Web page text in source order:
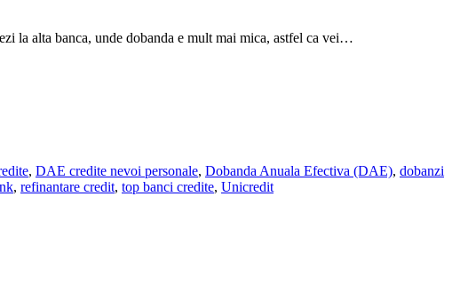
la alta banca, unde dobanda e mult mai mica, astfel ca vei…
, DAE credite nevoi personale, Dobanda Anuala Efectiva (DAE), dobanzi
, refinantare credit, top banci credite, Unicredit